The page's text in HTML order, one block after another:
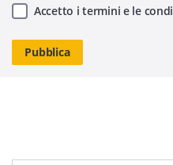
Accetto i termini e le